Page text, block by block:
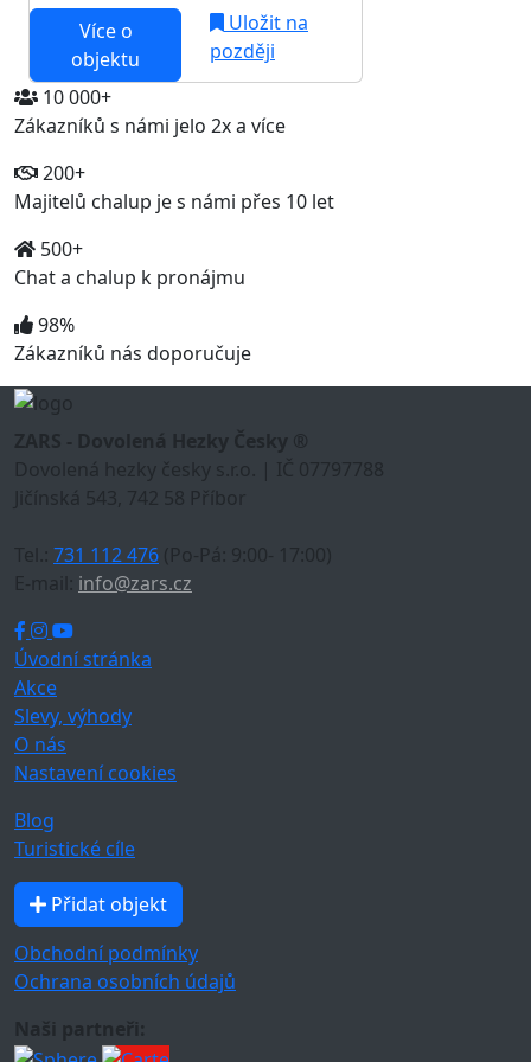
Více o
objektu
Uložit na
později
10 000+
Zákazníků s námi jelo 2x a více
200+
Majitelů chalup je s námi přes 10 let
500+
Chat a chalup k pronájmu
98%
Zákazníků nás doporučuje
ZARS - Dovolená Hezky Česky ®
Dovolená hezky česky s.r.o. | IČ 07797788
Jičínská 543, 742 58 Příbor
Tel.: 731 112 476 (Po-Pá: 9:00- 17:00)
E-mail: info@zars.cz
Úvodní stránka
Akce
Slevy, výhody
O nás
Nastavení cookies
Blog
Turistické cíle
Přidat objekt
Obchodní podmínky
Ochrana osobních údajů
Naši partneři: